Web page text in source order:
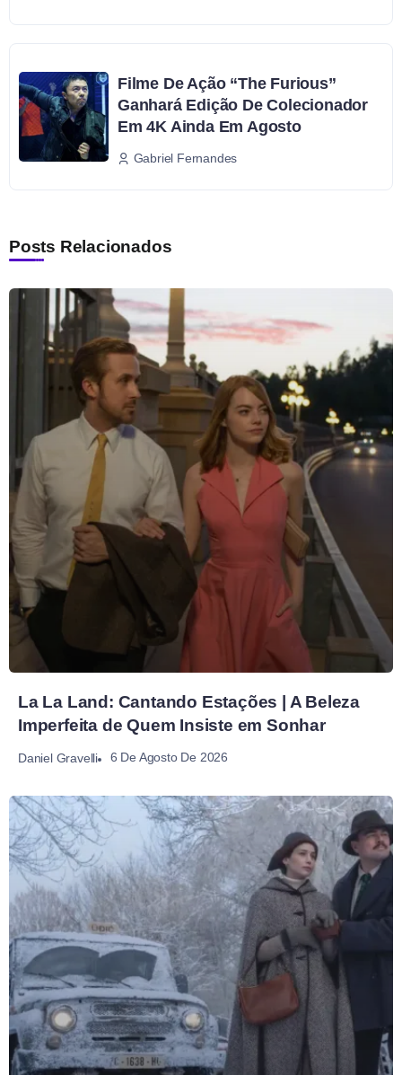
Filme De Ação “The Furious”
Ganhará Edição De Colecionador
Em 4K Ainda Em Agosto
Gabriel Fernandes
Posts Relacionados
La La Land: Cantando Estações | A Beleza
Imperfeita de Quem Insiste em Sonhar
Daniel Gravelli 6 De Agosto De 2026